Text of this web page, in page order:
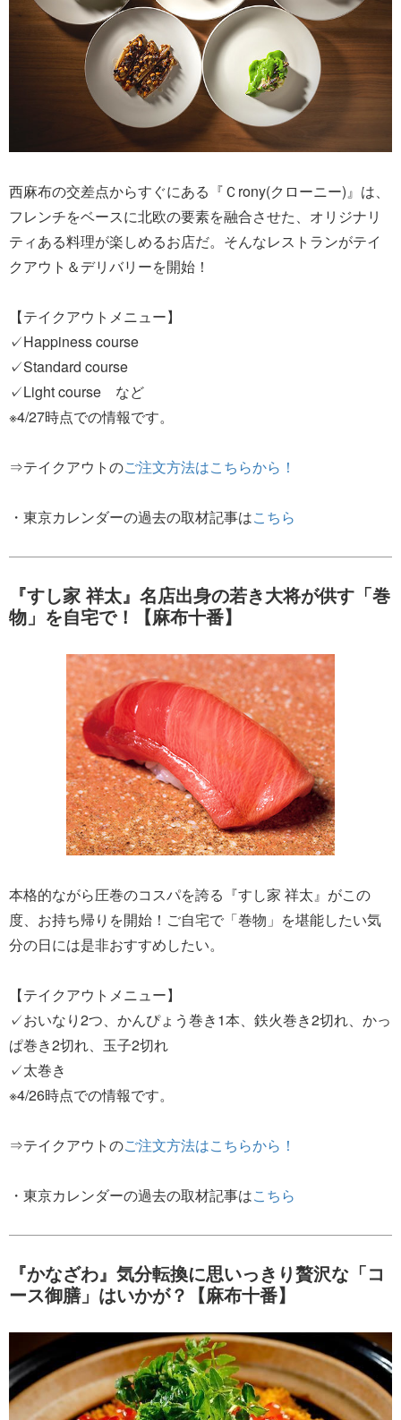
西麻布の交差点からすぐにある『Ｃrony(クローニー)』は、
フレンチをベースに北欧の要素を融合させた、オリジナリ
ティある料理が楽しめるお店だ。そんなレストランがテイ
クアウト＆デリバリーを開始！
【テイクアウトメニュー】
✓Happiness course
✓Standard course
✓Light course など
※4/27時点での情報です。
⇒テイクアウトのご注文方法はこちらから！
・東京カレンダーの過去の取材記事はこちら
『すし家 祥太』名店出身の若き大将が供す「巻
物」を自宅で！【麻布十番】
本格的ながら圧巻のコスパを誇る『すし家 祥太』がこの
度、お持ち帰りを開始！ご自宅で「巻物」を堪能したい気
分の日には是非おすすめしたい。
【テイクアウトメニュー】
✓おいなり2つ、かんぴょう巻き1本、鉄火巻き2切れ、かっ
ぱ巻き2切れ、玉子2切れ
✓太巻き
※4/26時点での情報です。
⇒テイクアウトのご注文方法はこちらから！
・東京カレンダーの過去の取材記事はこちら
『かなざわ』気分転換に思いっきり贅沢な「コ
ース御膳」はいかが？【麻布十番】